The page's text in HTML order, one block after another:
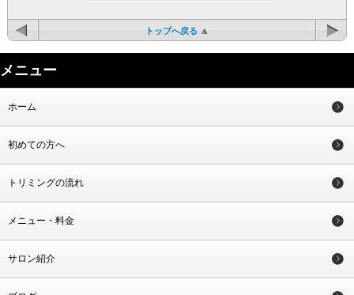
トップへ戻る
メニュー
ホーム
初めての方へ
トリミングの流れ
メニュー・料金
サロン紹介